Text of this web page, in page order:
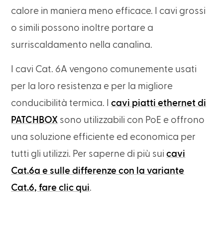
calore in maniera meno efficace. I cavi grossi
o simili possono inoltre portare a
surriscaldamento nella canalina.
I cavi Cat. 6A vengono comunemente usati
per la loro resistenza e per la migliore
conducibilità termica. Icavi piatti ethernet di
PATCHBOX sono utilizzabili con PoE e offrono
una soluzione efficiente ed economica per
tutti gli utilizzi. Per saperne di più suicavi
Cat.6a e sulle differenze con la variante
Cat.6, fare clic qui.